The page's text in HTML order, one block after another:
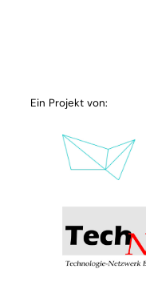
Ein Projekt von: